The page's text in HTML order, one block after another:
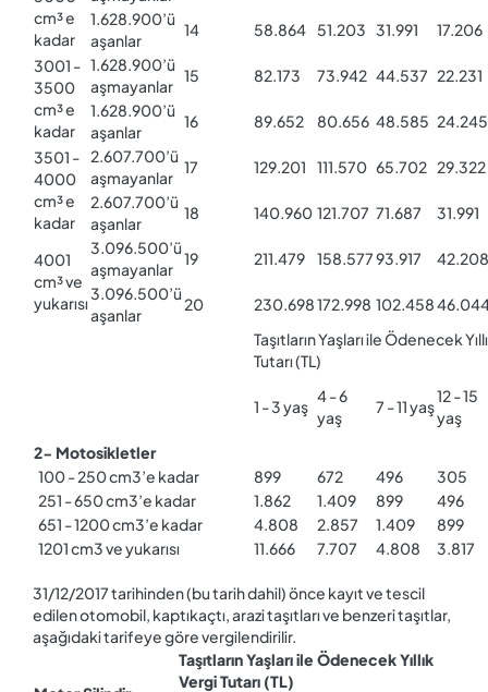
cm³ e
kadar
1.628.900’ü
aşanlar
14 58.864 51.203 31.991
17.206
3001 -
3500
cm³ e
kadar
1.628.900’ü
aşmayanlar
15 82.173 73.942 44.537 22.231
1.628.900’ü
aşanlar
16 89.652 80.656 48.585 24.245
3501 -
4000
cm³ e
kadar
2.607.700’ü
aşmayanlar
17 129.201 111.570 65.702 29.322
2.607.700’ü
aşanlar
18 140.960 121.707 71.687 31.991
4001
cm³ ve
yukarısı
3.096.500’ü
aşmayanlar
19 211.479 158.57793.917
42.208
3.096.500’ü
aşanlar
20 230.698172.998 102.458
Taşıtların Yaşları ile Ödenecek
Tutarı (TL)
1 - 3 yaş
4 - 6
yaş
7 - 11 yaş
12 - 15
yaş
2- Motosikletler
100 - 250 cm3’e kadar
899 672 496
305
251 - 650 cm3’e kadar
1.862 1.409 899
496
651 - 1200 cm3’e kadar
4.808 2.857 1.409
899
1201 cm3 ve yukarısı
11.666 7.707 4.808 3.817
31/12/2017 tarihinden (bu tarih dahil) önce kayıt ve tescil
edilen otomobil, kaptıkaçtı, arazi taşıtları ve benzeri taşıtlar,
aşağıdaki tarifeye göre vergilendirilir.
Taşıtların Yaşları ile Ödenecek Yıllık
Vergi Tutarı (TL)